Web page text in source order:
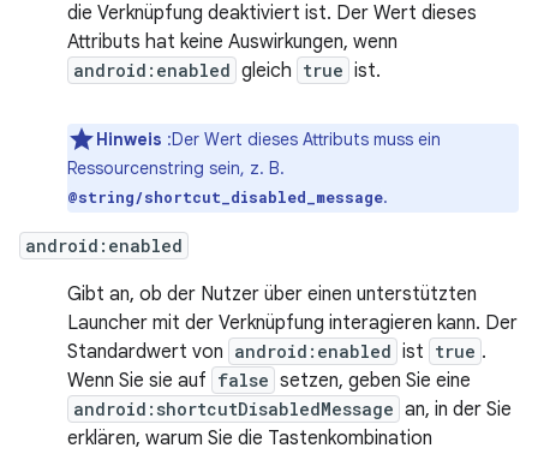
die Verknüpfung deaktiviert ist. Der Wert dieses
Attributs hat keine Auswirkungen, wenn
android:enabled gleich true ist.
Hinweis :Der Wert dieses Attributs muss ein
Ressourcenstring sein, z. B.
@string/shortcut_disabled_message.
android:enabled
Gibt an, ob der Nutzer über einen unterstützten
Launcher mit der Verknüpfung interagieren kann. Der
Standardwert von android:enabled ist true .
Wenn Sie sie auf false setzen, geben Sie eine
android:shortcutDisabledMessage an, in der Sie
erklären, warum Sie die Tastenkombination